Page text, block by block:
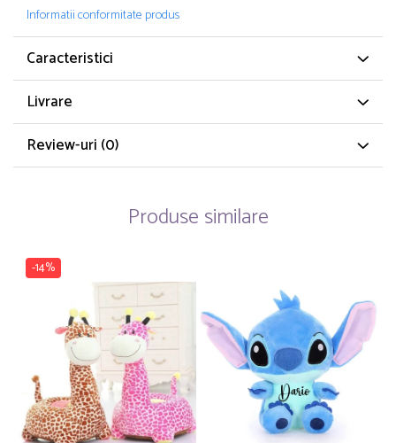
Informatii conformitate produs
Caracteristici
Livrare
Review-uri (0)
Produse similare
-14%